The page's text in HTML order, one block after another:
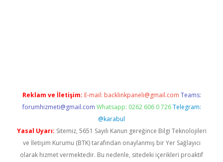
Reklam ve İletişim: E-mail: backlinkpaneli@gmail.com Teams:
forumhizmeti@gmail.com Whatsapp: 0262 606 0 726 Telegram:
@karabul
Yasal Uyarı: Sitemiz, 5651 Sayılı Kanun gereğince Bilgi Teknolojileri
ve İletişim Kurumu (BTK) tarafından onaylanmış bir Yer Sağlayıcı
olarak hizmet vermektedir. Bu nedenle, sitedeki içerikleri proaktif